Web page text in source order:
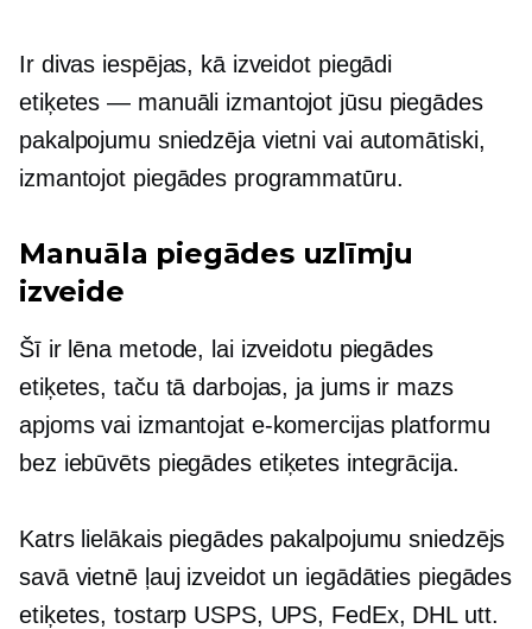
Ir divas iespējas, kā izveidot piegādi
etiķetes — manuāli izmantojot jūsu piegādes
pakalpojumu sniedzēja vietni vai automātiski,
izmantojot piegādes programmatūru.
Manuāla piegādes uzlīmju
izveide
Šī ir lēna metode, lai izveidotu piegādes
etiķetes, taču tā darbojas, ja jums ir mazs
apjoms vai izmantojat e-komercijas platformu
bez iebūvētspiegādes etiķetes integrācija.
Katrs lielākais piegādes pakalpojumu sniedzējs
savā vietnē ļauj izveidot un iegādāties piegādes
etiķetes, tostarp USPS, UPS, FedEx, DHL utt.